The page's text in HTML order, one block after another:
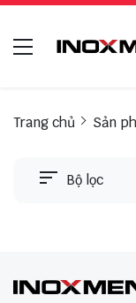
Trang chủ Sản
Bộ lọc